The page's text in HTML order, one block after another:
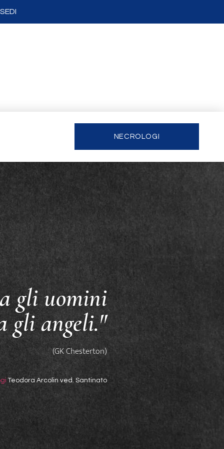
NECROLOGI
gli uomini
gli angeli."
(GK Chesterton)
Teodora Arcolin ved. Santinato